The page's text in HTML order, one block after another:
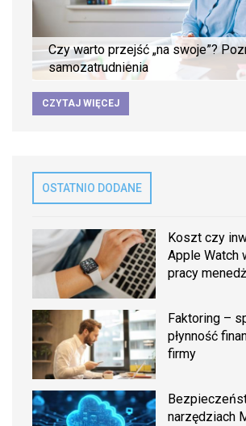
Czy warto przejść „na swoje”?
samozatrudnienia
CZYTAJ WIĘCEJ
OSTATNIO DODANE
Koszt czy
Apple Watch
pracy
Faktoring –
płynność
firmy
narzędziach